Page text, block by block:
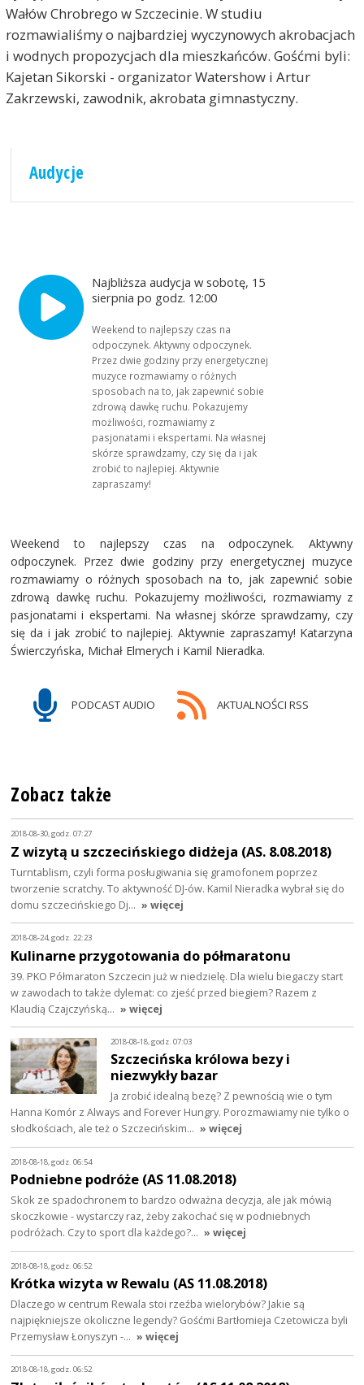
Wałów Chrobrego w Szczecinie. W studiu
rozmawialiśmy o najbardziej wyczynowych akrobacjach
i wodnych propozycjach dla mieszkańców. Gośćmi byli:
Kajetan Sikorski - organizator Watershow i Artur
Zakrzewski, zawodnik, akrobata gimnastyczny.
Audycje
Najbliższa audycja w sobotę, 15
sierpnia po godz. 12:00
Weekend to najlepszy czas na
odpoczynek. Aktywny odpoczynek.
Przez dwie godziny przy energetycznej
muzyce rozmawiamy o różnych
sposobach na to, jak zapewnić sobie
zdrową dawkę ruchu. Pokazujemy
możliwości, rozmawiamy z
pasjonatami i ekspertami. Na własnej
skórze sprawdzamy, czy się da i jak
zrobić to najlepiej. Aktywnie
zapraszamy!
Weekend to najlepszy czas na odpoczynek. Aktywny
odpoczynek. Przez dwie godziny przy energetycznej muzyce
rozmawiamy o różnych sposobach na to, jak zapewnić sobie
zdrową dawkę ruchu. Pokazujemy możliwości, rozmawiamy z
pasjonatami i ekspertami. Na własnej skórze sprawdzamy, czy
się da i jak zrobić to najlepiej. Aktywnie zapraszamy! Katarzyna
Świerczyńska, Michał Elmerych i Kamil Nieradka.
PODCAST AUDIO AKTUALNOŚCI RSS
Zobacz także
2018-08-30, godz. 07:27
Z wizytą u szczecińskiego didżeja (AS. 8.08.2018)
Turntablism, czyli forma posługiwania się gramofonem poprzez
tworzenie scratchy. To aktywność DJ-ów. Kamil Nieradka wybrał się do
domu szczecińskiego Dj… » więcej
2018-08-24, godz. 22:23
Kulinarne przygotowania do półmaratonu
39. PKO Półmaraton Szczecin już w niedzielę. Dla wielu biegaczy start
w zawodach to także dylemat: co zjeść przed biegiem? Razem z
Klaudią Czajczyńską… » więcej
2018-08-18, godz. 07:03
Szczecińska królowa bezy i
niezwykły bazar
Ja zrobić idealną bezę? Z pewnością wie o tym
Hanna Komór z Always and Forever Hungry. Porozmawiamy nie tylko o
słodkościach, ale też o Szczecińskim… » więcej
2018-08-18, godz. 06:54
Podniebne podróże (AS 11.08.2018)
Skok ze spadochronem to bardzo odważna decyzja, ale jak mówią
skoczkowie - wystarczy raz, żeby zakochać się w podniebnych
podróżach. Czy to sport dla każdego?… » więcej
2018-08-18, godz. 06:52
Krótka wizyta w Rewalu (AS 11.08.2018)
Dlaczego w centrum Rewala stoi rzeźba wielorybów? Jakie są
najpiękniejsze okoliczne legendy? Gośćmi Bartłomieja Czetowicza byli
Przemysław Łonyszyn -… » więcej
2018-08-18, godz. 06:52